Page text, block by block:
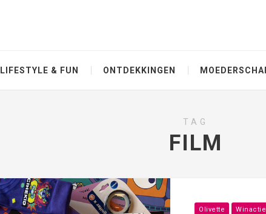
LIFESTYLE & FUN ONTDEKKINGEN
TAG
FILM
Olivette Winactie